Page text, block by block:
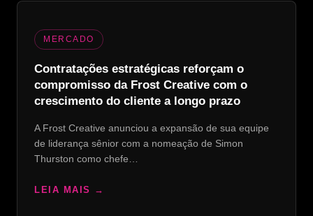
MERCADO
Contratações estratégicas reforçam o
compromisso da Frost Creative com o
crescimento do cliente a longo prazo
A Frost Creative anunciou a expansão de sua equipe
de liderança sênior com a nomeação de Simon
Thurston como chefe…
LEIA MAIS